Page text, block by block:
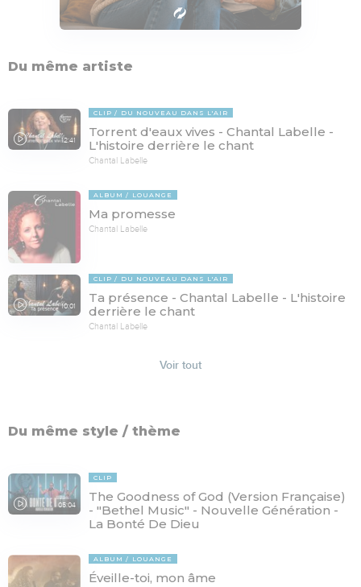
Du même artiste
12:41
CLIP DU NOUVEAU DANS L'AIR
Torrent d'eaux vives - Chantal Labelle -
L'histoire derrière le chant
Chantal Labelle
ALBUM LOUANGE
Ma promesse
Chantal Labelle
10:01
CLIP DU NOUVEAU DANS L'AIR
Ta présence - Chantal Labelle - L'histoire
derrière le chant
Chantal Labelle
Voir tout
Du même style / thème
05:04
CLIP
The Goodness of God (Version Française)
- "Bethel Music" - Nouvelle Génération -
La Bonté De Dieu
ALBUM LOUANGE
Éveille-toi, mon âme